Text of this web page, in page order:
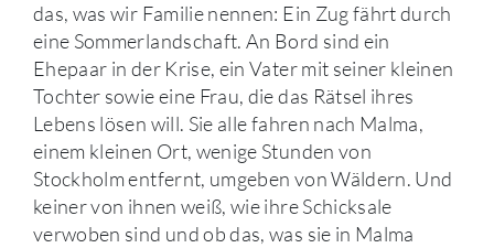
das, was wir Familie nennen: Ein Zug fährt durch
eine Sommerlandschaft. An Bord sind ein
Ehepaar in der Krise, ein Vater mit seiner kleinen
Tochter sowie eine Frau, die das Rätsel ihres
Lebens lösen will. Sie alle fahren nach Malma,
einem kleinen Ort, wenige Stunden von
Stockholm entfernt, umgeben von Wäldern. Und
keiner von ihnen weiß, wie ihre Schicksale
verwoben sind und ob das, was sie in Malma